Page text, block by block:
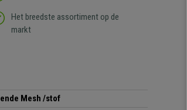
Het breedste assortiment op de
markt
Mesh /stof